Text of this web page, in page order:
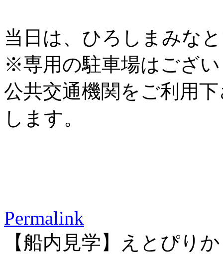
当日は、ひろしまみな
※専用の駐車場はござ
公共交通機関をご利用
します。
Permalink
【船内見学】えとぴりか